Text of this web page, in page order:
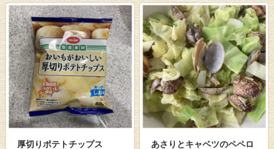
厚切りポテトチップス
あさりとキャベツのペペロ